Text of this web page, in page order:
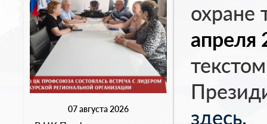
07 августа 2026
охране
апреля
здесь.